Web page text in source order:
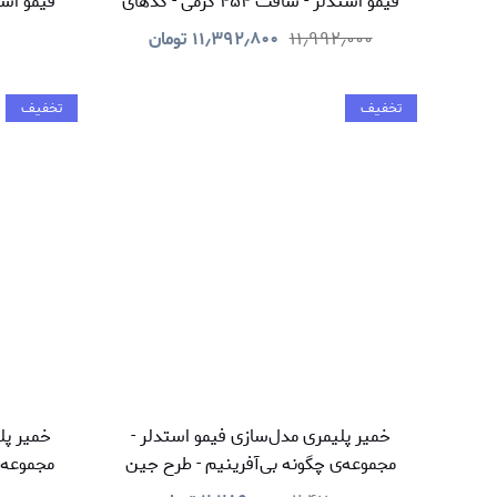
۴۳ و ۷۵۱۱٫۹۹۲٫۰۰۰ ۱۱٫۳۹۲٫۸۰۰ تومان
تخفیف
خمیر پلیمری مدل‌سازی فیمو استدلر -
مجموعه‌ی چگونه بی‌آفرینیم - طرح جین
تخفیف
خمیر